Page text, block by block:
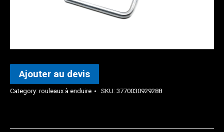
Ajouter au devis
Category: rouleaux à enduire SKU: 3770030929288